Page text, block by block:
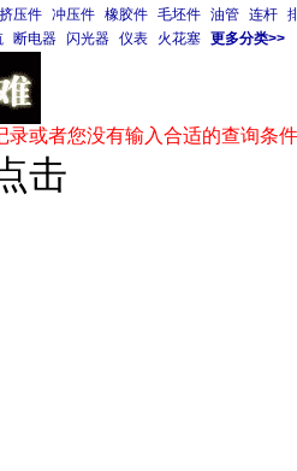
挤压件 冲压件 橡胶件 毛坯件 油管 连杆
断电器 闪光器 仪表 火花塞 更多分类>>
录或者您没有输入合适的查询条
击